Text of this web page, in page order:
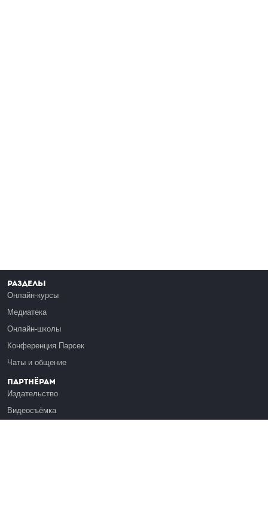
Разделы
Онлайн-курсы
Медиатека
Онлайн-школы
Конференция Парсек
Чаты и общение
Партнёрам
Издательство
Видеосъёмка